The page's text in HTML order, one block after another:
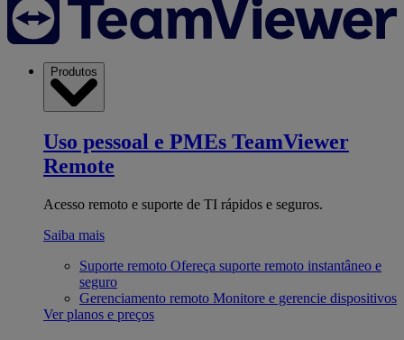
Produtos
Uso pessoal e PMEs TeamViewer
Remote
Acesso remoto e suporte de TI rápidos e seguros.
Saiba mais
Suporte remoto Ofereça suporte remoto instantâneo e
seguro
Gerenciamento remoto Monitore e gerencie dispositivos
Ver planos e preços